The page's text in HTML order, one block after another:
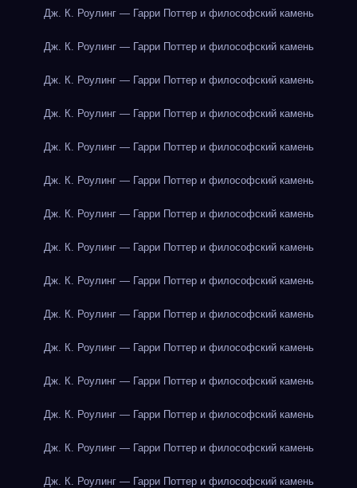
Дж. К. Роулинг — Гарри Поттер и философский камень
Дж. К. Роулинг — Гарри Поттер и философский камень
Дж. К. Роулинг — Гарри Поттер и философский камень
Дж. К. Роулинг — Гарри Поттер и философский камень
Дж. К. Роулинг — Гарри Поттер и философский камень
Дж. К. Роулинг — Гарри Поттер и философский камень
Дж. К. Роулинг — Гарри Поттер и философский камень
Дж. К. Роулинг — Гарри Поттер и философский камень
Дж. К. Роулинг — Гарри Поттер и философский камень
Дж. К. Роулинг — Гарри Поттер и философский камень
Дж. К. Роулинг — Гарри Поттер и философский камень
Дж. К. Роулинг — Гарри Поттер и философский камень
Дж. К. Роулинг — Гарри Поттер и философский камень
Дж. К. Роулинг — Гарри Поттер и философский камень
Дж. К. Роулинг — Гарри Поттер и философский камень